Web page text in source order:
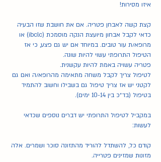
איזו מסירות!
הטיפול התרופתי עשוי להיות שונה.
פטריה עשויה באמת להיות עקשנית.
בטיפול (בד״כ בין 10-14 ימים).
לעשות:
מזונות שמזינים פטרייה.